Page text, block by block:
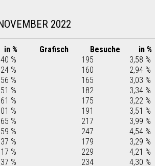
2022
in % Grafisch Besuche in %
% 195
3,58 %
% 160
2,94 %
% 165
3,03 %
% 182
3,34 %
% 175
3,22 %
% 191
3,51 %
% 217
3,99 %
% 247
4,54 %
% 179
3,29 %
% 229
4,21 %
% 234
4,30 %